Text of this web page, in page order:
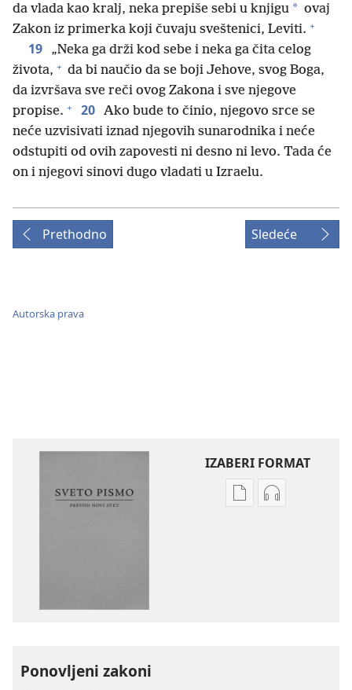
da vlada kao kralj, neka prepiše sebi u knjigu * ovaj
Zakon iz primerka koji čuvaju sveštenici, Leviti. +
19
„Neka ga drži kod sebe i neka ga čita celog
života, + da bi naučio da se boji Jehove, svog Boga,
da izvršava sve reči ovog Zakona i sve njegove
propise. + 20 Ako bude to činio, njegovo srce se
neće uzvisivati iznad njegovih sunarodnika i neće
odstupiti od ovih zapovesti ni desno ni levo. Tada će
on i njegovi sinovi dugo vladati u Izraelu.
Prethodno Sledeće
Autorska prava
IZABERI FORMAT
FormatiFormati
Ponovljeni zakoni